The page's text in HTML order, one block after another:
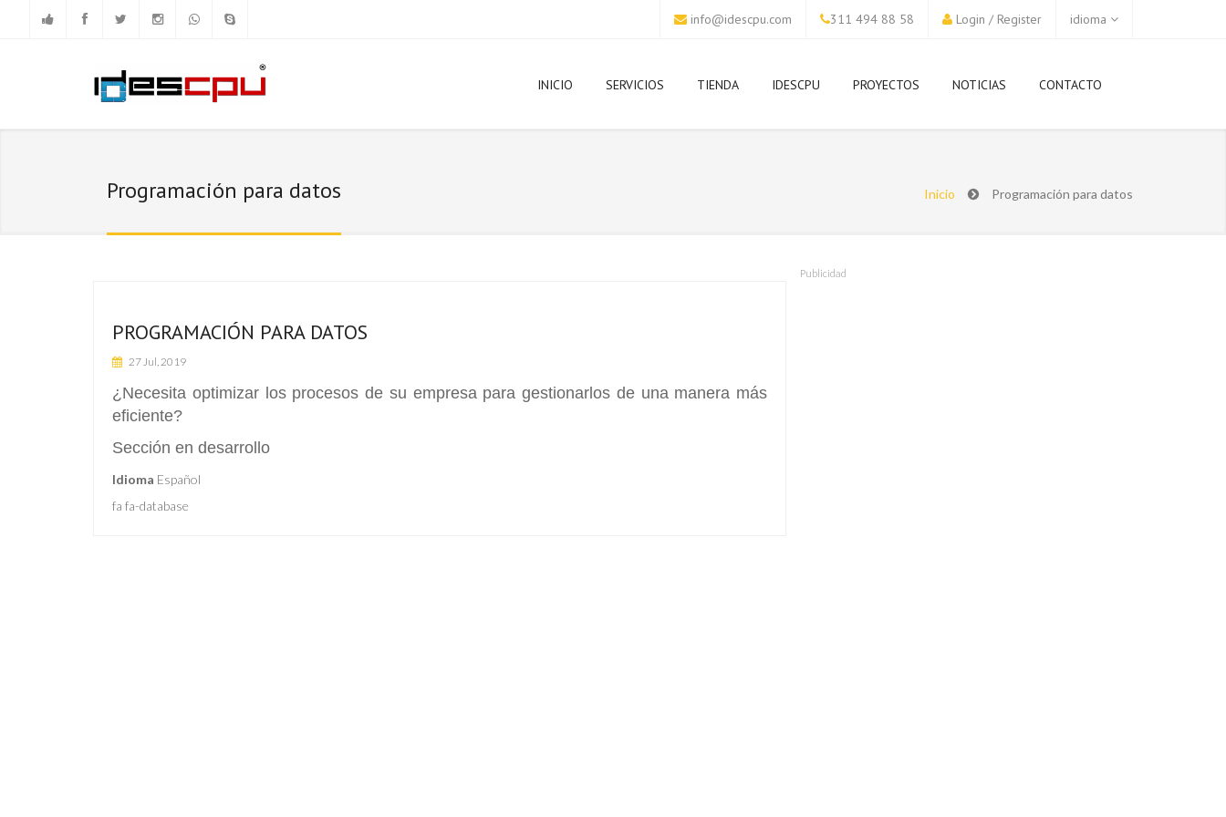
idioma
Login / Register
info@idescpu.com 311 494 88 58
INICIO SERVICIOS TIENDA IDESCPU PROYECTOS NOTICIAS CONTACTO
Programación para datos Inicio Programación para datos
PROGRAMACIÓN PARA DATOS
27 Jul, 2019
¿Necesita optimizar los procesos de su empresa para gestionarlos de una manera más
eficiente?
Sección en desarrollo
Idioma Español
fa fa-database
Publicidad